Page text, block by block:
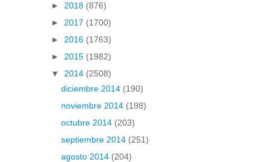
► 2018 (876)
► 2017 (1700)
► 2016 (1763)
► 2015 (1982)
▼ 2014 (2508)
diciembre 2014 (190)
noviembre 2014 (198)
octubre 2014 (203)
septiembre 2014 (251)
agosto 2014 (204)